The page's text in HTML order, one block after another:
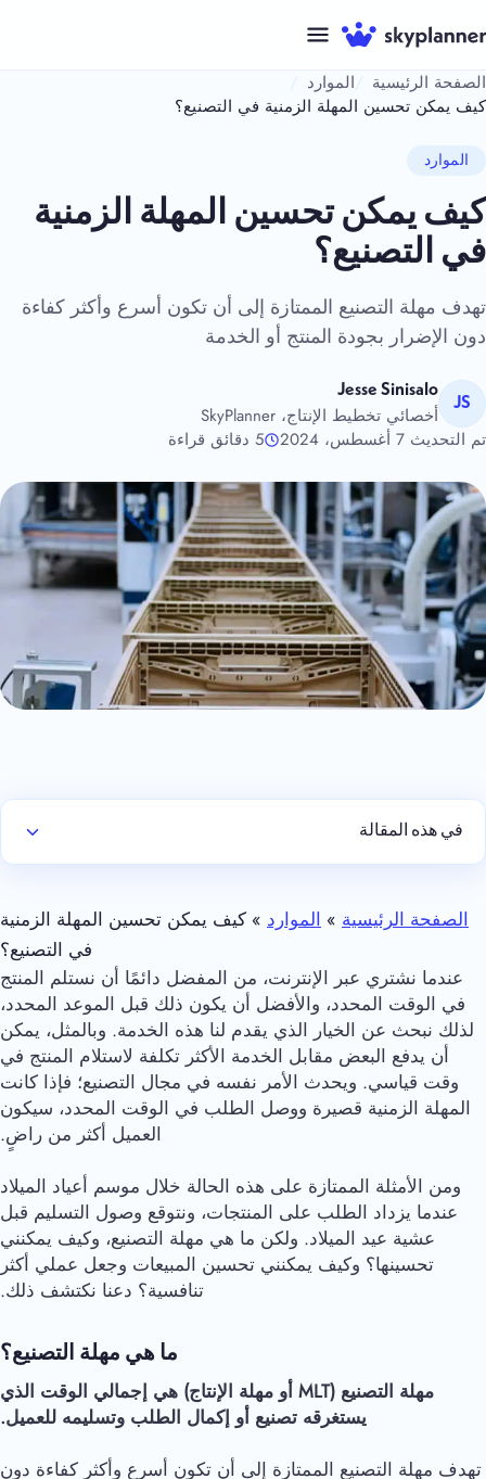
إلى
المحتوى
الصفحة الرئيسية
الموارد
كيف يمكن تحسين المهلة الزمنية في التصنيع؟
الموارد
كيف يمكن تحسين المهلة الزمنية
في التصنيع؟
تهدف مهلة التصنيع الممتازة إلى أن تكون أسرع وأكثر كفاءة
دون الإضرار بجودة المنتج أو الخدمة
JS
Jesse Sinisalo
أخصائي تخطيط الإنتاج، SkyPlanner
تم التحديث 7 أغسطس، 2024
5 دقائق قراءة
في هذه المقالة
الصفحة الرئيسية » الموارد » كيف يمكن تحسين المهلة الزمنية
في التصنيع؟
عندما نشتري عبر الإنترنت، من المفضل دائمًا أن نستلم المنتج
في الوقت المحدد، والأفضل أن يكون ذلك قبل الموعد المحدد،
لذلك نبحث عن الخيار الذي يقدم لنا هذه الخدمة. وبالمثل، يمكن
أن يدفع البعض مقابل الخدمة الأكثر تكلفة لاستلام المنتج في
وقت قياسي. ويحدث الأمر نفسه في مجال التصنيع؛ فإذا كانت
المهلة الزمنية قصيرة ووصل الطلب في الوقت المحدد، سيكون
العميل أكثر من راضٍ.
ومن الأمثلة الممتازة على هذه الحالة خلال موسم أعياد الميلاد
عندما يزداد الطلب على المنتجات، ونتوقع وصول التسليم قبل
عشية عيد الميلاد. ولكن ما هي مهلة التصنيع، وكيف يمكنني
تحسينها؟ وكيف يمكنني تحسين المبيعات وجعل عملي أكثر
تنافسية؟ دعنا نكتشف ذلك.
ما هي مهلة التصنيع؟
مهلة التصنيع (MLT أو مهلة الإنتاج) هي إجمالي الوقت الذي
يستغرقه تصنيع أو إكمال الطلب وتسليمه للعميل.
تهدف مهلة التصنيع الممتازة إلى أن تكون أسرع وأكثر كفاءة دون